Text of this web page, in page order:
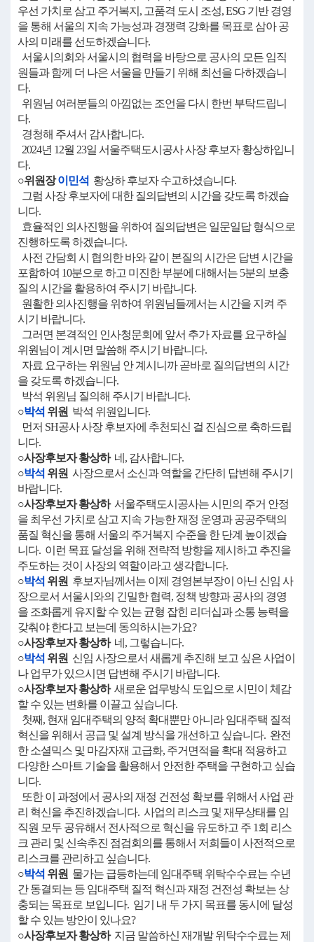
우선 가치로 삼고 주거복지, 고품격 도시 조성, ESG 기반 경영
을 통해 서울의 지속 가능성과 경쟁력 강화를 목표로 삼아 공
사의 미래를 선도하겠습니다.
서울시의회와 서울시의 협력을 바탕으로 공사의 모든 임직
원들과 함께 더 나은 서울을 만들기 위해 최선을 다하겠습니
다.
위원님 여러분들의 아낌없는 조언을 다시 한번 부탁드립니
다.
경청해 주셔서 감사합니다.
2024년 12월 23일 서울주택도시공사 사장 후보자 황상하입니
다.
○위원장이민석 황상하 후보자 수고하셨습니다.
그럼 사장 후보자에 대한 질의답변의 시간을 갖도록 하겠습
니다.
효율적인 의사진행을 위하여 질의답변은 일문일답 형식으로
진행하도록 하겠습니다.
사전 간담회 시 협의한 바와 같이 본질의 시간은 답변 시간을
포함하여 10분으로 하고 미진한 부분에 대해서는 5분의 보충
질의 시간을 활용하여 주시기 바랍니다.
원활한 의사진행을 위하여 위원님들께서는 시간을 지켜 주
시기 바랍니다.
그러면 본격적인 인사청문회에 앞서 추가 자료를 요구하실
위원님이 계시면 말씀해 주시기 바랍니다.
자료 요구하는 위원님 안 계시니까 곧바로 질의답변의 시간
을 갖도록 하겠습니다.
박석 위원님 질의해 주시기 바랍니다.
○박석 위원 박석 위원입니다.
먼저 SH공사 사장 후보자에 추천되신 걸 진심으로 축하드립
니다.
○사장후보자 황상하네, 감사합니다.
○박석 위원 사장으로서 소신과 역할을 간단히 답변해 주시기
바랍니다.
○사장후보자 황상하서울주택도시공사는 시민의 주거 안정
을 최우선 가치로 삼고 지속 가능한 재정 운영과 공공주택의
품질 혁신을 통해 서울의 주거복지 수준을 한 단계 높이겠습
니다. 이런 목표 달성을 위해 전략적 방향을 제시하고 추진을
주도하는 것이 사장의 역할이라고 생각합니다.
○박석 위원 후보자님께서는 이제 경영본부장이 아닌 신임 사
장으로서 서울시와의 긴밀한 협력, 정책 방향과 공사의 경영
을 조화롭게 유지할 수 있는 균형 잡힌 리더십과 소통 능력을
갖춰야 한다고 보는데 동의하시는가요?
○사장후보자 황상하네, 그렇습니다.
○박석 위원 신임 사장으로서 새롭게 추진해 보고 싶은 사업이
나 업무가 있으시면 답변해 주시기 바랍니다.
○사장후보자 황상하새로운 업무방식 도입으로 시민이 체감
할 수 있는 변화를 이끌고 싶습니다.
첫째, 현재 임대주택의 양적 확대뿐만 아니라 임대주택 질적
혁신을 위해서 공급 및 설계 방식을 개선하고 싶습니다. 완전
한 소셜믹스 및 마감자재 고급화, 주거면적을 확대 적용하고
다양한 스마트 기술을 활용해서 안전한 주택을 구현하고 싶습
니다.
또한 이 과정에서 공사의 재정 건전성 확보를 위해서 사업 관
리 혁신을 추진하겠습니다. 사업의 리스크 및 재무상태를 임
직원 모두 공유해서 전사적으로 혁신을 유도하고 주 1회 리스
크 관리 및 신속추진 점검회의를 통해서 저희들이 사전적으로
리스크를 관리하고 싶습니다.
○박석 위원 물가는 급등하는데 임대주택 위탁수수료는 수년
간 동결되는 등 임대주택 질적 혁신과 재정 건전성 확보는 상
충되는 목표로 보입니다. 임기 내 두 가지 목표를 동시에 달성
할 수 있는 방안이 있나요?
○사장후보자 황상하지금 말씀하신 재개발 위탁수수료는 제